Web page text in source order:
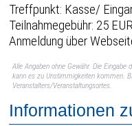
Treffpunkt: Kasse/
Teilnahmegebühr: 25
Anmeldung über
Alle Angaben ohne Gewähr. Die
kann es zu Unstimmigkeiten kommen.
Veranstalters/Veranstaltungsortes.
Informationen